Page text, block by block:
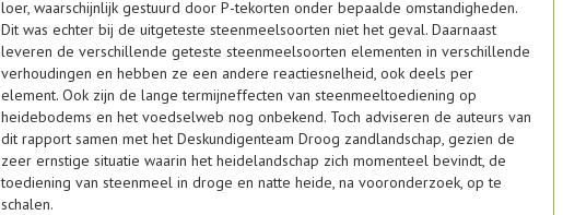
loer, waarschijnlijk gestuurd door P-tekorten onder bepaalde omstandigheden.
Dit was echter bij de uitgeteste steenmeelsoorten niet het geval. Daarnaast
leveren de verschillende geteste steenmeelsoorten elementen in verschillende
verhoudingen en hebben ze een andere reactiesnelheid, ook deels per
element. Ook zijn de lange termijneffecten van steenmeeltoediening op
heidebodems en het voedselweb nog onbekend. Toch adviseren de auteurs van
dit rapport samen met het Deskundigenteam Droog zandlandschap, gezien de
zeer ernstige situatie waarin het heidelandschap zich momenteel bevindt, de
toediening van steenmeel in droge en natte heide, na vooronderzoek, op te
schalen.